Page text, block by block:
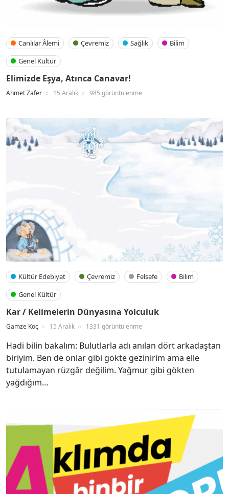
Canlılar Âlemi Çevremiz Sağlık
Bilim
Genel Kültür
Elimizde Eşya, Atınca Canavar!
Ahmet Zafer 15 Aralık 985 görüntülenme
Kültür Edebiyat Çevremiz Felsefe
Bilim
Genel Kültür
Kar / Kelimelerin Dünyasına Yolculuk
Gamze Koç 15 Aralık 1331 görüntülenme
Hadi bilin bakalım: Bulutlarla adı anılan dört arkadaştan
biriyim. Ben de onlar gibi gökte gezinirim ama elle
tutulamayan rüzgâr değilim. Yağmur gibi gökten
yağdığım…